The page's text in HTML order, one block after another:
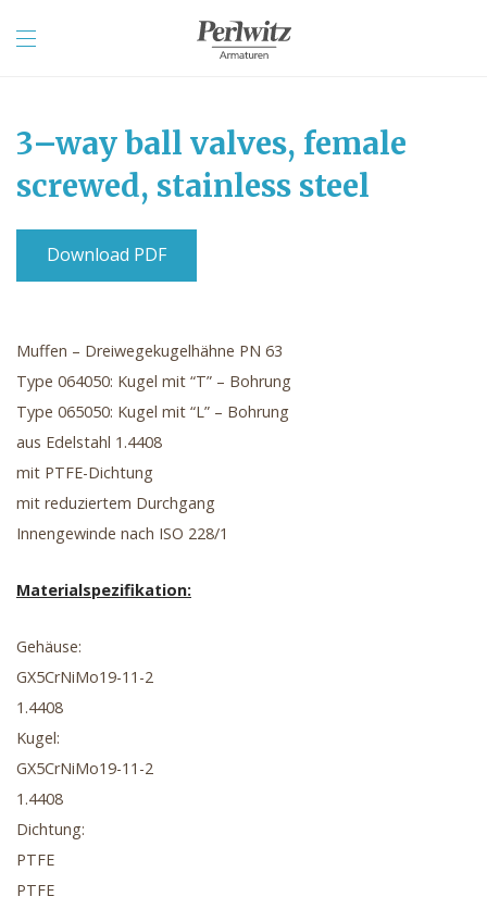
3–way ball valves, female
screwed, stainless steel
Download PDF
Muffen – Dreiwegekugelhähne PN 63
Type 064050: Kugel mit “T” – Bohrung
Type 065050: Kugel mit “L” – Bohrung
aus Edelstahl 1.4408
mit PTFE-Dichtung
mit reduziertem Durchgang
Innengewinde nach ISO 228/1
Materialspezifikation:
Gehäuse:
GX5CrNiMo19-11-2
1.4408
Kugel:
GX5CrNiMo19-11-2
1.4408
Dichtung:
PTFE
PTFE